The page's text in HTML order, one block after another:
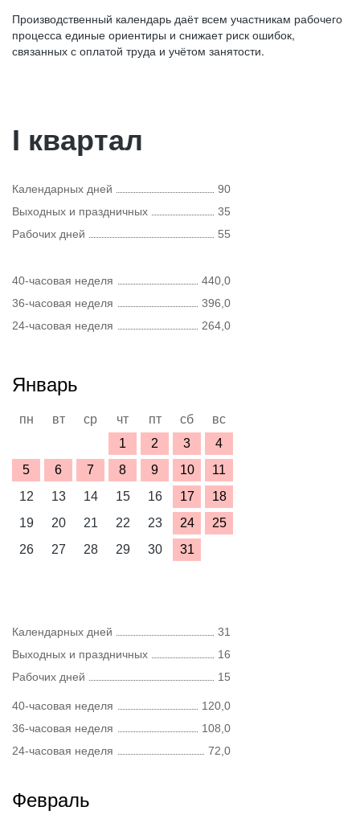
Производственный календарь даёт всем участникам рабочего
процесса единые ориентиры и снижает риск ошибок,
связанных с оплатой труда и учётом занятости.
I квартал
Календарных дней
90
Выходных и праздничных
35
Рабочих дней
55
40-часовая неделя
440,0
36-часовая неделя
396,0
24-часовая неделя
264,0
Январь
пн вт ср чт пт сб
вс
1
2 3
4
5
6 7 8 9 10
11
12
13 14 15 16 17
18
19
20 21 22 23 24
25
26
27 28 29 30 31
Календарных дней
31
Выходных и праздничных
16
Рабочих дней
15
40-часовая неделя
120,0
36-часовая неделя
108,0
24-часовая неделя
72,0
Февраль